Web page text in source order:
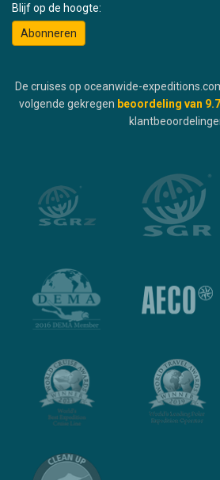
Blijf op de hoogte:
Abonneren
De cruises op oceanwide-
volgende gekregen beoordeling van 9.7